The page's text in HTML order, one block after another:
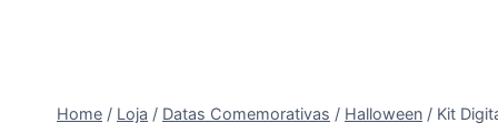
Home / Loja / Datas Comemorativas / Halloween / Kit